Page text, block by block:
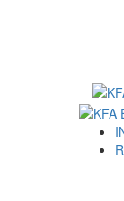
Menú
primario